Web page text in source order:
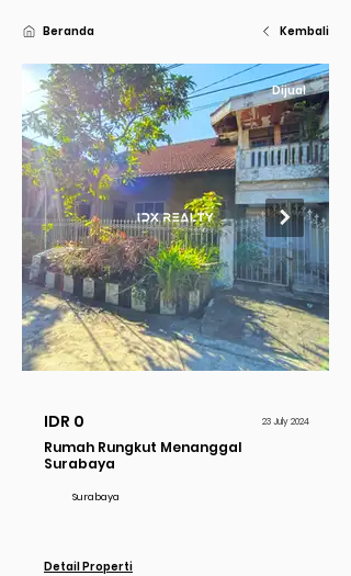
Beranda Kembali
Dijual
IDR 0 23 July 2024
Rumah Rungkut Menanggal
Surabaya
Surabaya
Detail Properti